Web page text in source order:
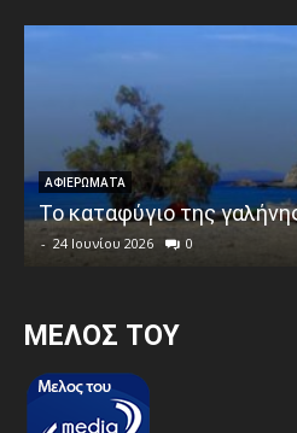
ΑΦΙΕΡΩΜΑΤΑ
Το καταφύγιο της
- 24 Ιουνίου 2026 0
MEΛΟΣ ΤΟΥ